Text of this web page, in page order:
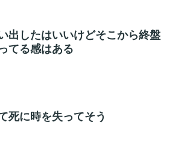
出したはいいけどそこから終盤
てる感はある
死に時を失ってそう